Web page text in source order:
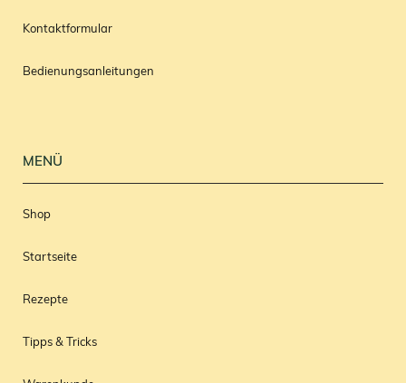
Kontaktformular
Bedienungsanleitungen
MENÜ
Shop
Startseite
Rezepte
Tipps & Tricks